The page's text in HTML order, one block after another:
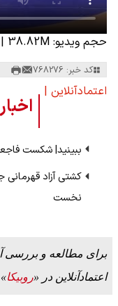
حجم ویدیو: 38.82M |
کد خبر: 768276
اعتمادآنلاین |
ببینید| شکست
کشتی آزاد قهرمانی
نخست
برای مطالعه و بررسی
اعتمادآنلاین در «روبیکا